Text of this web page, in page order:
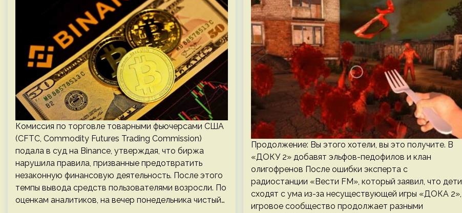
Комиссия по торговле товарными фьючерсами США
(CFTC, Commodity Futures Trading Commission)
подала в суд на Binance, утверждая, что биржа
нарушила правила, призванные предотвратить
незаконную финансовую деятельность. После этого
темпы вывода средств пользователями возросли. По
оценкам аналитиков, на вечер понедельника чистый…
Продолжение: Вы этого хотели, вы это получите. В
«ДОКУ 2» добавят эльфов-педофилов и клан
олигофренов После ошибки эксперта с
радиостанции «Вести FM», который заявил, что дети
сходят с ума из-за несуществующей игры «ДОКА 2»,
игровое сообщество продолжает разными